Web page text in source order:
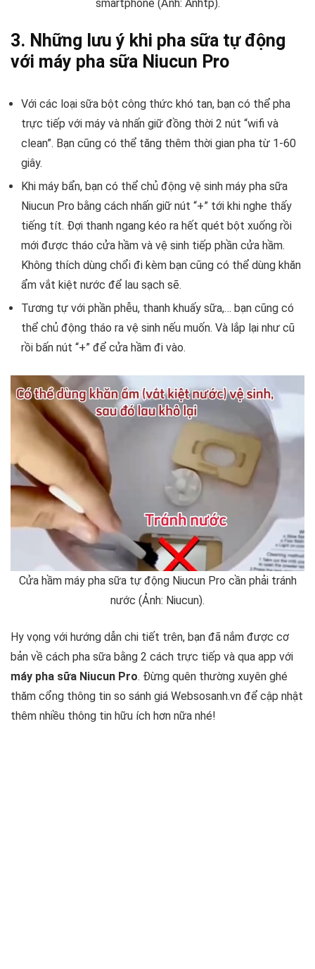
smartphone (Ảnh: Anhtp).
3. Những lưu ý khi pha sữa tự động
với máy pha sữa Niucun Pro
Với các loại sữa bột công thức khó tan, bạn có thể pha
trực tiếp với máy và nhấn giữ đồng thời 2 nút “wifi và
clean”. Bạn cũng có thể tăng thêm thời gian pha từ 1-60
giây.
Khi máy bẩn, bạn có thể chủ động vệ sinh máy pha sữa
Niucun Pro bằng cách nhấn giữ nút “+” tới khi nghe thấy
tiếng tít. Đợi thanh ngang kéo ra hết quét bột xuống rồi
mới được tháo cửa hầm và vệ sinh tiếp phần cửa hầm.
Không thích dùng chổi đi kèm bạn cũng có thể dùng khăn
ẩm vắt kiệt nước để lau sạch sẽ.
Tương tự với phần phễu, thanh khuấy sữa,… bạn cũng có
thể chủ động tháo ra vệ sinh nếu muốn. Và lắp lại như cũ
rồi bấn nút “+” để cửa hầm đi vào.
Cửa hầm máy pha sữa tự động Niucun Pro cần phải tránh
nước (Ảnh: Niucun).
Hy vọng với hướng dẫn chi tiết trên, bạn đã nắm được cơ
bản về cách pha sữa bằng 2 cách trực tiếp và qua app với
máy pha sữa Niucun Pro. Đừng quên thường xuyên ghé
thăm cổng thông tin so sánh giá Websosanh.vn để cập nhật
thêm nhiều thông tin hữu ích hơn nữa nhé!